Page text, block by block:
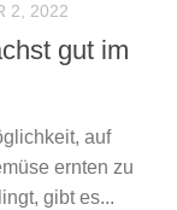
2, 2022
gut im
auf
ernten zu
gibt es...